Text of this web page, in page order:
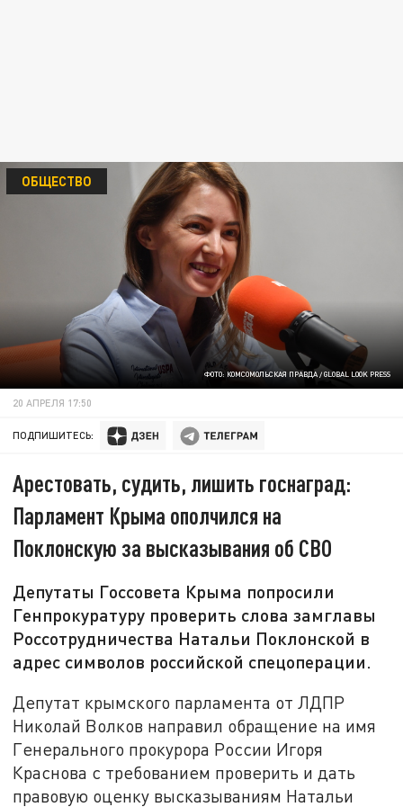
ФОТО: КОМСОМОЛЬСКАЯ ПРАВДА / GLOBAL LOOK PRESS
ОБЩЕСТВО
20 АПРЕЛЯ 17:50
ПОДПИШИТЕСЬ:
Арестовать, судить, лишить госнаград:
Парламент Крыма ополчился на
Поклонскую за высказывания об СВО
Депутаты Госсовета Крыма попросили
Генпрокуратуру проверить слова замглавы
Россотрудничества Натальи Поклонской в
адрес символов российской спецоперации.
Депутат крымского парламента от ЛДПР
Николай Волков направил обращение на имя
Генерального прокурора России Игоря
Краснова с требованием проверить и дать
правовую оценку высказываниям Натальи